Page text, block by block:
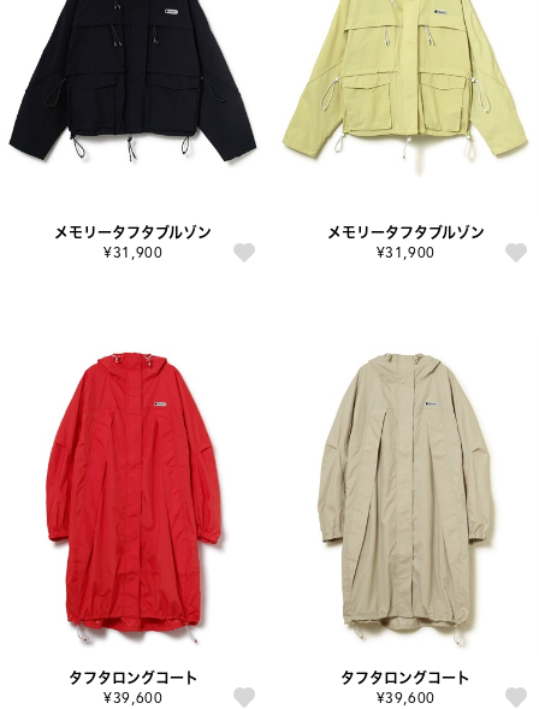
メモリータフタブルゾン
¥31,900
メモリータフタブルゾン
¥31,900
タフタロングコート
¥39,600
タフタロングコート
¥39,600